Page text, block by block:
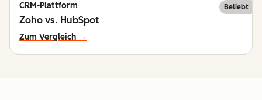
CRM-Plattform Beliebt
Zoho vs. HubSpot
Zum Vergleich →